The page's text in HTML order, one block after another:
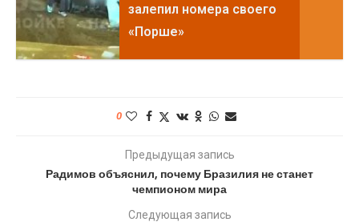
залепил номера своего
«Порше»
0
Предыдущая запись
Радимов объяснил, почему Бразилия не станет
чемпионом мира
Следующая запись